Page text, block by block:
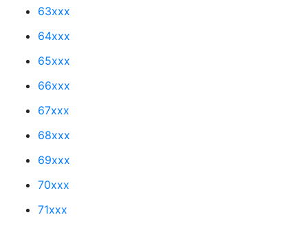
63xxx
64xxx
65xxx
66xxx
67xxx
68xxx
69xxx
70xxx
71xxx